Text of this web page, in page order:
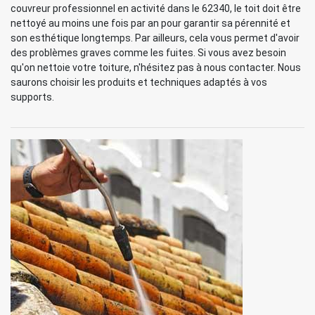
couvreur professionnel en activité dans le 62340, le toit doit être
nettoyé au moins une fois par an pour garantir sa pérennité et
son esthétique longtemps. Par ailleurs, cela vous permet d'avoir
des problèmes graves comme les fuites. Si vous avez besoin
qu'on nettoie votre toiture, n'hésitez pas à nous contacter. Nous
saurons choisir les produits et techniques adaptés à vos
supports.